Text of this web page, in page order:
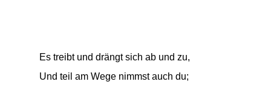
Es treibt und drängt sich ab und zu,
Und teil am Wege nimmst auch du;